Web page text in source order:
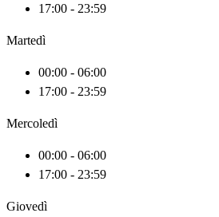
17:00 - 23:59
Martedì
00:00 - 06:00
17:00 - 23:59
Mercoledì
00:00 - 06:00
17:00 - 23:59
Giovedì